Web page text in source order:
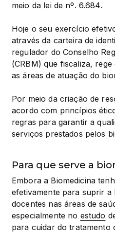
meio da lei de nº. 6.684.
Hoje o seu exercício
através da carteira de
regulador do Conselho
(CRBM) que fiscaliza,
as áreas de atuação do
Por meio da criação de
acordo com princípios
regras para garantir a
serviços prestados pelos
Para que serve a
Embora a Biomedicina
efetivamente para suprir a
docentes nas áreas de
especialmente no estudo
para cuidar do tratamento